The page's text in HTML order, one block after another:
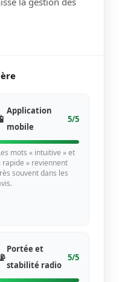
📱
Application
mobile
5/5
mots « intuitive » et
rapide » reviennent
souvent dans les
Portée et
stabilité radio
5/5